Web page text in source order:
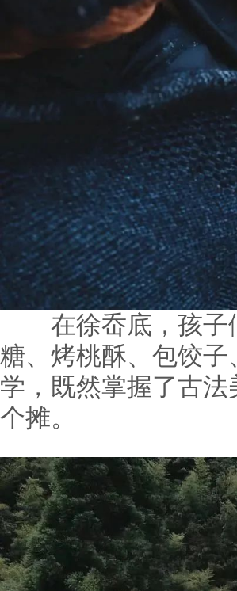
在徐岙底，孩子
糖、烤桃酥、包饺
学，既然掌握了古
个摊。